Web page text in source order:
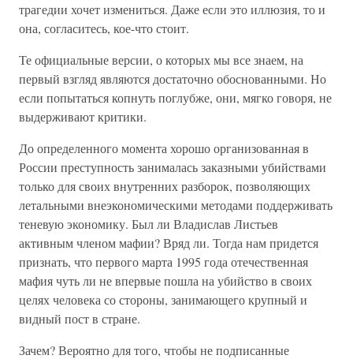
трагедии хочет измениться. Даже если это иллюзия, то и
она, согласитесь, кое-что стоит.
Те официальные версии, о которых мы все знаем, на
первый взгляд являются достаточно обоснованными. Но
если попытаться копнуть поглубже, они, мягко говоря, не
выдерживают критики.
До определенного момента хорошо организованная в
России преступность занималась заказными убийствами
только для своих внутренних разборок, позволяющих
летальными внеэкономическими методами поддерживать
теневую экономику. Был ли Владислав Листьев
активным членом мафии? Вряд ли. Тогда нам придется
признать, что первого марта 1995 года отечественная
мафия чуть ли не впервые пошла на убийство в своих
целях человека со стороны, занимающего крупный и
видный пост в стране.
Зачем? Вероятно для того, чтобы не подписанные